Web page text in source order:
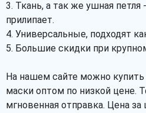
3. Ткань, а так же ушная
прилипает.
4. Универсальные, подходят
5. Большие скидки при
На нашем сайте можно
маски оптом по низкой цене.
мгновенная отправка. Цена